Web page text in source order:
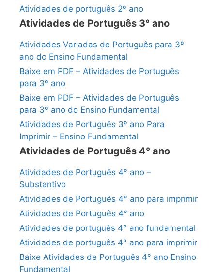
Atividades de português 2º ano
Atividades de Português 3° ano
Atividades Variadas de Português para 3º
ano do Ensino Fundamental
Baixe em PDF – Atividades de Português
para 3º ano
Baixe em PDF – Atividades de Português
para 3º ano do Ensino Fundamental
Atividades de Português 3º ano Para
Imprimir – Ensino Fundamental
Atividades de Português 4° ano
Atividades de Português 4° ano –
Substantivo
Atividades de Português 4° ano para imprimir
Atividades de Português 4° ano
Atividades de português 4° ano fundamental
Atividades de português 4° ano para imprimir
Baixe Atividades de Português 4° ano Ensino
Fundamental